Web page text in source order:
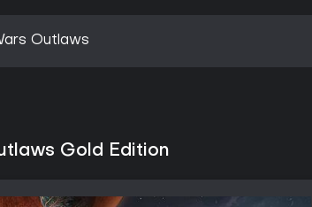
Outlaws
Gold Edition